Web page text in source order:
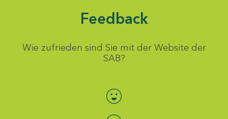
Feedback
Wie zufrieden sind Sie mit der Website der
SAB?
Bewertung auswählen